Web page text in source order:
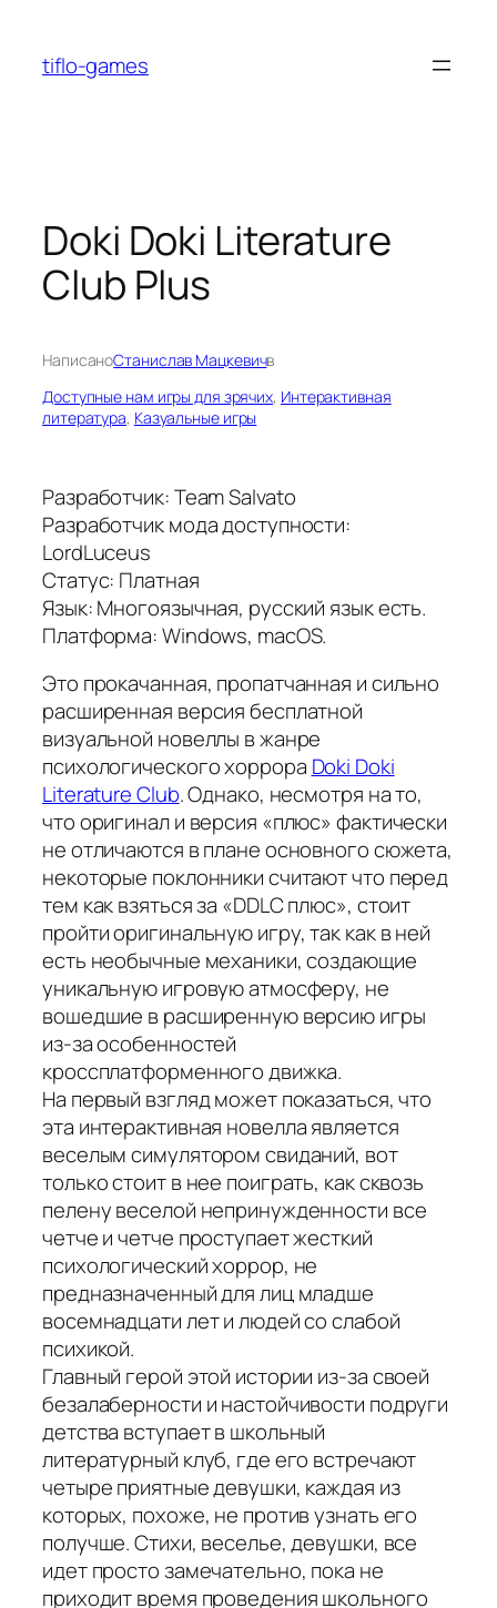
содержимому
tiflo-games
Doki Doki Literature
Club Plus
НаписаноСтанислав Мацкевичв
Доступные нам игры для зрячих, Интерактивная
литература, Казуальные игры
Разработчик: Team Salvato
Разработчик мода доступности:
LordLuceus
Статус: Платная
Язык: Многоязычная, русский язык есть.
Платформа: Windows, macOS.
Это прокачанная, пропатчанная и сильно
расширенная версия бесплатной
визуальной новеллы в жанре
психологического хоррора Doki Doki
Literature Club. Однако, несмотря на то,
что оригинал и версия «плюс» фактически
не отличаются в плане основного сюжета,
некоторые поклонники считают что перед
тем как взяться за «DDLC плюс», стоит
пройти оригинальную игру, так как в ней
есть необычные механики, создающие
уникальную игровую атмосферу, не
вошедшие в расширенную версию игры
из-за особенностей
кроссплатформенного движка.
На первый взгляд может показаться, что
эта интерактивная новелла является
веселым симулятором свиданий, вот
только стоит в нее поиграть, как сквозь
пелену веселой непринужденности все
четче и четче проступает жесткий
психологический хоррор, не
предназначенный для лиц младше
восемнадцати лет и людей со слабой
психикой.
Главный герой этой истории из-за своей
безалаберности и настойчивости подруги
детства вступает в школьный
литературный клуб, где его встречают
четыре приятные девушки, каждая из
которых, похоже, не против узнать его
получше. Стихи, веселье, девушки, все
идет просто замечательно, пока не
приходит время проведения школьного